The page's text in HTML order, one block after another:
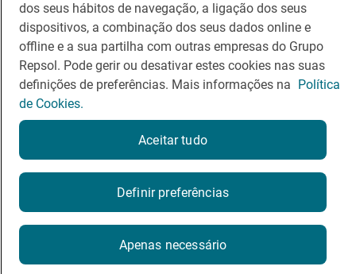
Política de Privacidade Política de Cookies Nota legal
Termos de Serviço
© Repsol S.A. 2000
dos seus hábitos de navegação, a ligação dos seus
dispositivos, a combinação dos seus dados online e
offline e a sua partilha com outras empresas do Grupo
Repsol. Pode gerir ou desativar estes cookies nas suas
definições de preferências. Mais informações na Política
de Cookies.
Definir preferências
Apenas necessário
Aceitar tudo